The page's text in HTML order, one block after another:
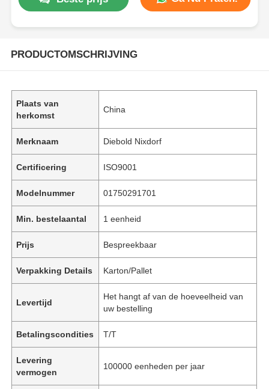
PRODUCTOMSCHRIJVING
Plaats van
herkomst
China
Merknaam Diebold Nixdorf
Certificering ISO9001
Modelnummer 01750291701
Min. bestelaantal 1 eenheid
Prijs Bespreekbaar
Verpakking Details Karton/Pallet
Levertijd
Het hangt af van de hoeveelheid van
uw bestelling
Betalingscondities T/T
Levering
vermogen
100000 eenheden per jaar